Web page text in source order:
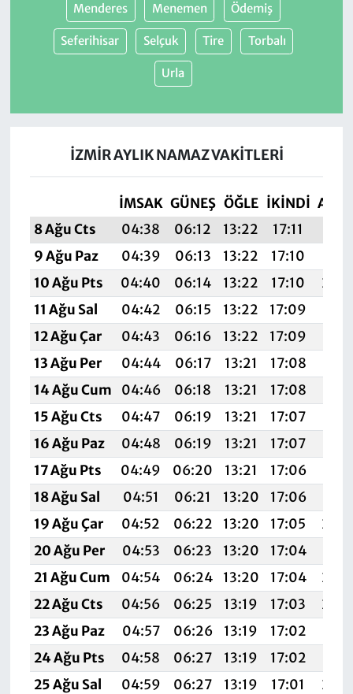
Menderes Menemen Ödemiş
Seferihisar Selçuk Tire Torbalı
Urla
İZMIR AYLIK NAMAZ VAKITLERI
İMSAK GÜNEŞ ÖĞLE İKINDI
8 Ağu Cts
04:38 06:12 13:22 17:11
9 Ağu Paz
04:39 06:13 13:22 17:10
10 Ağu Pts
04:40 06:14 13:22 17:10
11 Ağu Sal
04:42 06:15 13:22 17:09
12 Ağu Çar
04:43 06:16 13:22 17:09
13 Ağu Per
04:44 06:17 13:21 17:08
14 Ağu Cum
04:46 06:18 13:21 17:08
15 Ağu Cts
04:47 06:19 13:21 17:07
16 Ağu Paz
04:48 06:19 13:21 17:07
17 Ağu Pts
04:49 06:20 13:21 17:06
18 Ağu Sal
04:51 06:21 13:20 17:06
19 Ağu Çar
04:52 06:22 13:20 17:05
20 Ağu Per
04:53 06:23 13:20 17:04
21 Ağu Cum
04:54 06:24 13:20 17:04
22 Ağu Cts
04:56 06:25 13:19 17:03
23 Ağu Paz
04:57 06:26 13:19 17:02
24 Ağu Pts
04:58 06:27 13:19 17:02
25 Ağu Sal
04:59 06:27 13:19 17:01